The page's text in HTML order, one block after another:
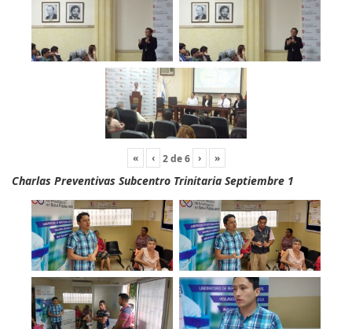
« ‹ 2de6 › »
Charlas Preventivas Subcentro Trinitaria Septiembre 1